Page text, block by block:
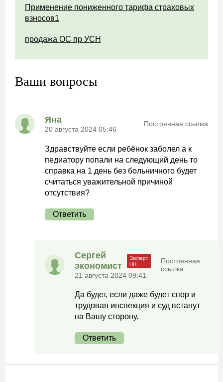
Применение пониженного тарифа страховых
взносов1
продажа ОС пр УСН
Ваши вопросы
Яна
20 августа 2024 05:46
Постоянная ссылка
Здравствуйте если ребёнок заболел а к
педиатору попали на следующий день то
справка на 1 день без больничного будет
считаться уважительной причиной
отсутствия?
Ответить
Сергей
экономист
21 августа 2024 09:41
Постоянная
ссылка
Да будет, если даже будет спор и
трудовая инспекция и суд встанут
на Вашу сторону.
Ответить